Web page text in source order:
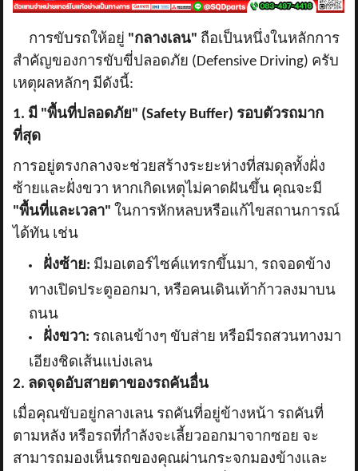
การขับรถให้อยู่ "กลางเลน" ถือเป็นหนึ่งในหลักการ
สำคัญของการขับขี่ปลอดภัย (Defensive Driving) ครับ
เหตุผลหลักๆ มีดังนี้:
1. มี "พื้นที่ปลอดภัย" (Safety Buffer) รอบตัวรถมาก
ที่สุด
การอยู่ตรงกลางจะช่วยสร้างระยะห่างที่สมดุลทั้งฝั่ง
ซ้ายและฝั่งขวา หากเกิดเหตุไม่คาดฝันขึ้น คุณจะมี
"พื้นที่และเวลา" ในการหักหลบหรือแก้ไขสถานการณ์
ได้ทัน เช่น
ฝั่งซ้าย: มีมอเตอร์ไซค์แทรกขึ้นมา, รถจอดข้าง
ทางเปิดประตูออกมา, หรือคนเดินเท้าก้าวลงมาบน
ถนน
ฝั่งขวา: รถเลนข้างๆ ขับส่าย หรือมีรถสวนทางมา
เอียงชิดเส้นแบ่งเลน
2. ลดจุดอับสายตาของรถคันอื่น
เมื่อคุณขับอยู่กลางเลน รถคันที่อยู่ข้างหน้า รถคันที่
ตามหลัง หรือรถที่กำลังจะเลี้ยวออกมาจากซอย จะ
สามารถมองเห็นรถของคุณผ่านกระจกมองข้างและ